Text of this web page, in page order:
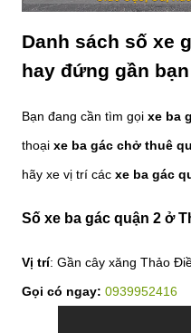
Danh sách số xe
hay đứng gần
Bạn đang cần tìm gọi xe ba
thoại xe ba gác chở thuê
hãy xe vị trí các xe ba gác
Số xe ba gác quận 2 ở
Vị trí: Gần cây xăng Thảo
Gọi có ngay: 0939952416